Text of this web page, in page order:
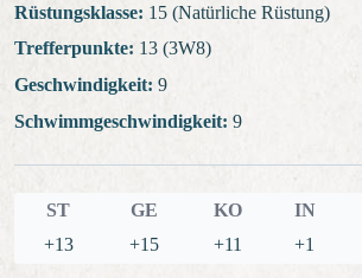
Rüstungsklasse: 15 (Natürliche Rüstung)
Trefferpunkte: 13 (3W8)
Geschwindigkeit: 9
Schwimmgeschwindigkeit: 9
ST GE KO IN
+13
+15 +11 +1